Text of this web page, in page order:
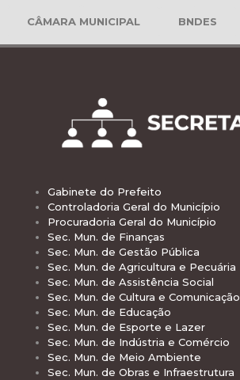
CÂMARA MUNICIPAL BNDES
Gabinete do Prefeito
Controladoria Geral do Município
Procuradoria Geral do Município
Sec. Mun. de Finanças
Sec. Mun. de Gestão Pública
Sec. Mun. de Agricultura e Pecuária
Sec. Mun. de Assistência Social
Sec. Mun. de Cultura e Comunicação
Sec. Mun. de Educação
Sec. Mun. de Esporte e Lazer
Sec. Mun. de Indústria e Comércio
Sec. Mun. de Meio Ambiente
Sec. Mun. de Obras e Infraestrutura